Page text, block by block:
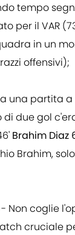
tempo
per il VAR
in un
offensivi);
una partita
di due gol
Brahim Diaz
Brahim,
- Non coglie
cruciale